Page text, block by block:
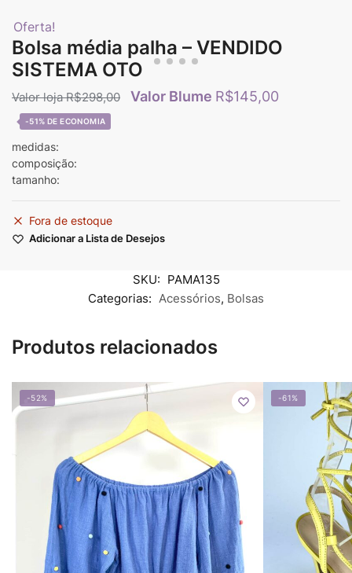
Oferta!
Bolsa média palha – VENDIDO
SISTEMA OTO
R$298,00 R$145,00
-51%
medidas:
composição:
tamanho:
Fora de estoque
Adicionar a Lista de Desejos
SKU: PAMA135
Categorias: Acessórios, Bolsas
Produtos relacionados
-52% -61%